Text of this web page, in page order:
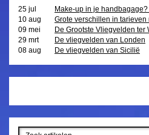
25 jul
Make-up in je
10 aug
Grote verschillen in tarieven
09 mei
De Grootste Vliegvelden ter
29 mrt
De vliegvelden van Londen
08 aug
De vliegvelden van Sicilië